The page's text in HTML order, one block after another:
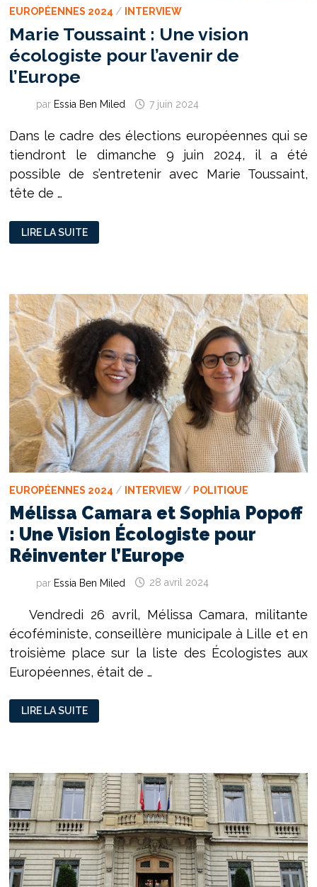
EUROPÉENNES 2024 / INTERVIEW
Marie Toussaint : Une vision
écologiste pour l’avenir de
l’Europe
par Essia Ben Miled 7 juin 2024
Dans le cadre des élections européennes qui se
tiendront le dimanche 9 juin 2024, il a été
possible de s’entretenir avec Marie Toussaint,
tête de …
MARIE
TOUSSAINT
:
L’AVENIR
DE
L’EUROPE
LIRE LA SUITE
EUROPÉENNES 2024 / INTERVIEW/ POLITIQUE
Mélissa Camara et Sophia Popoff
: Une Vision Écologiste pour
Réinventer l’Europe
par Essia Ben Miled 28 avril 2024
Vendredi 26 avril, Mélissa Camara, militante
écoféministe, conseillère municipale à Lille et en
troisième place sur la liste des Écologistes aux
Européennes, était de …
MÉLISSA
CAMARA
ET
VISION
ÉCOLOGISTE
POUR
RÉINVENTER
L’EUROPE
LIRE LA SUITE